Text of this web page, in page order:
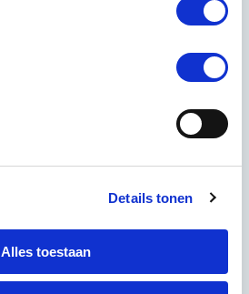
Details tonen
Alles toestaan